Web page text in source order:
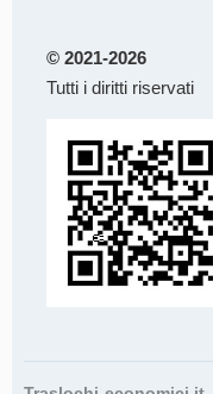
© 2021-2026
Tutti i diritti riservati